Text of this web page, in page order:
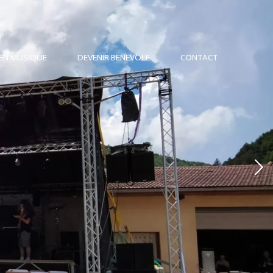
MUSIQUE DEVENIR BENEVOLE CONTACT